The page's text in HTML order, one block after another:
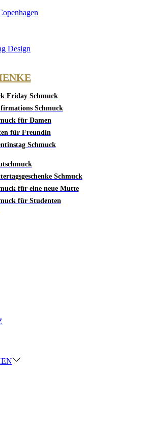
Design
Friday Schmuck
Schmuck
für Damen
für Freundin
Schmuck
Schmuck
für eine neue Mutte
für Studenten